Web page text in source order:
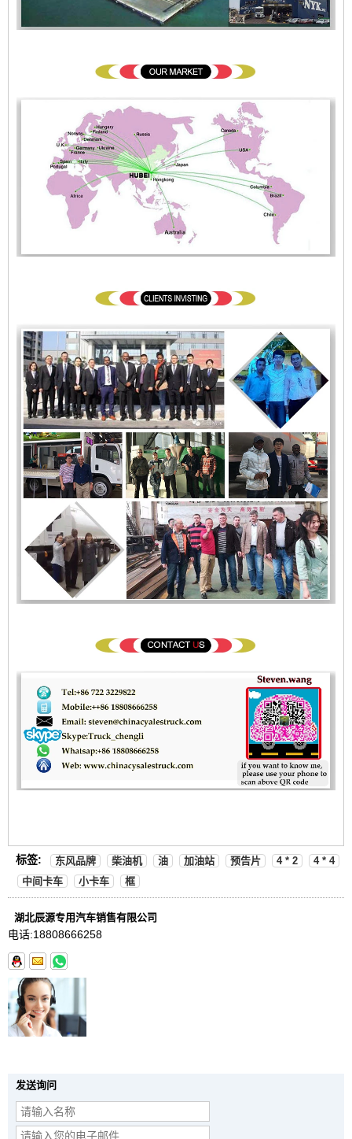
标签: 东风品牌 柴油机 油 加油站 预告片 4 * 2
4 * 4
中间卡车
小卡车 框
湖北辰源专用汽车销售有限公司
电话:18808666258
发送询问